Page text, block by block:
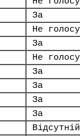
За
Не
За
Не
За
За
За
За
Відсутній